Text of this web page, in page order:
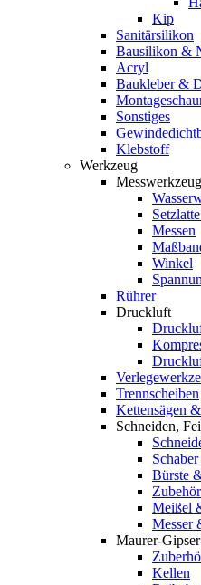
Kip
Sanitärsilikon
Bausilikon &
Acryl
Baukleber &
Sonstiges
Klebstoff
Werkzeug
Messwerkzeug
Messen
Winkel
Rührer
Druckluft
Trennscheiben
Kettensägen
Schneiden,
Bürste
Zubehör
Meißel
Messer
Maurer-
Kellen